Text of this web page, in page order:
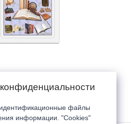
файлы
информации. "Cookies"